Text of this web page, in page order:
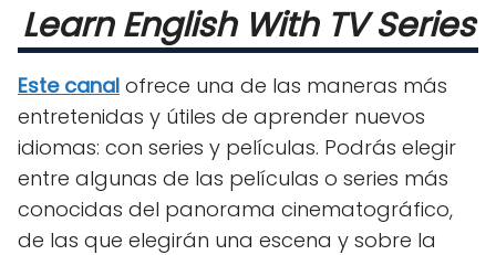
Learn English With TV Series
Este canal ofrece una de las maneras más
entretenidas y útiles de aprender nuevos
idiomas: con series y películas. Podrás elegir
entre algunas de las películas o series más
conocidas del panorama cinematográfico,
de las que elegirán una escena y sobre la